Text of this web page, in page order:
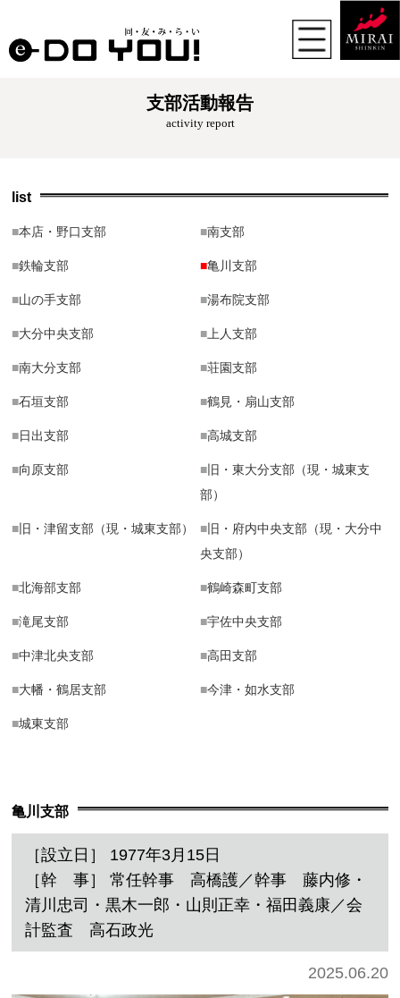
支部活動報告
activity report
list
■本店・野口支部 ■南支部
■鉄輪支部 ■亀川支部
■山の手支部 ■湯布院支部
■大分中央支部 ■ 上人支部
■南大分支部 ■荘園支部
■石垣支部 ■鶴見・扇山支部
■日出支部 ■高城支部
■向原支部 ■ 旧・東大分支部（現・城東支
部）
■ 旧・津留支部（現・城東支部） ■ 旧・府内中央支部（現・大分中
央支部）
■北海部支部 ■鶴崎森町支部
■滝尾支部 ■宇佐中央支部
■中津北央支部 ■高田支部
■大幡・鶴居支部 ■今津・如水支部
■城東支部
亀川支部
［設立日］ 1977年3月15日
［幹 事］ 常任幹事 高橋護／幹事 藤内修・
清川忠司・黒木一郎・山則正幸・福田義康／会
計監査 高石政光
2025.06.20